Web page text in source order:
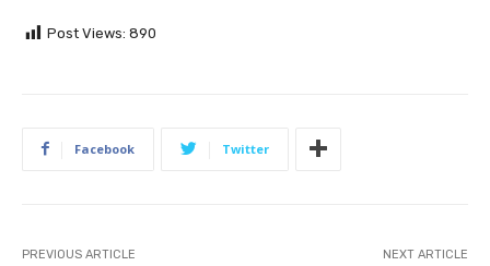
Post Views: 890
Facebook Twitter
PREVIOUS ARTICLE NEXT ARTICLE